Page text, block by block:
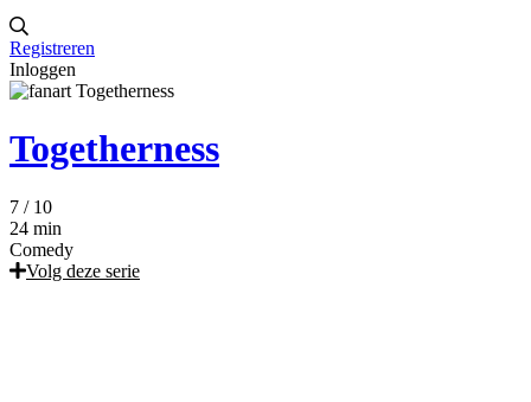
Registreren
Inloggen
Togetherness
7 / 10
24 min
Comedy
Volg deze serie